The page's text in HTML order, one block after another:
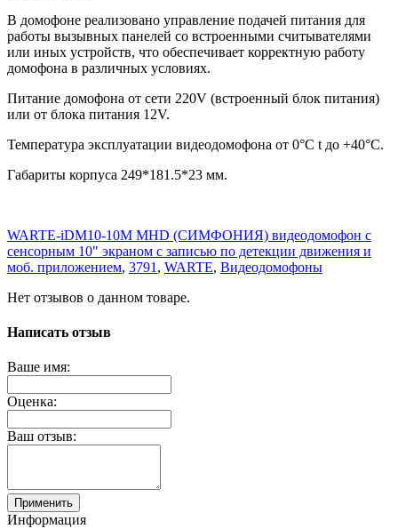
В домофоне реализовано управление подачей питания для
работы вызывных панелей со встроенными считывателями
или иных устройств, что обеспечивает корректную работу
домофона в различных условиях.
Питание домофона от сети 220V (встроенный блок питания)
или от блока питания 12V.
Температура эксплуатации видеодомофона от 0°C t до +40°C.
Габариты корпуса 249*181.5*23 мм.
WARTE-iDM10-10M MHD (СИМФОНИЯ) видеодомофон с
сенсорным 10" экраном c записью по детекции движения и
моб. приложением, 3791 , WARTE, Видеодомофоны
Нет отзывов о данном товаре.
Написать отзыв
Ваше имя:
Оценка:
Ваш отзыв:
Применить
Информация